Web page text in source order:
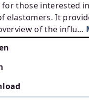
for those interested
elastomers. It
of the influ…